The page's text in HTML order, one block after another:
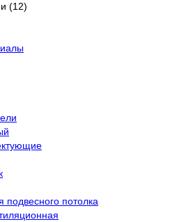
(12)
потолка